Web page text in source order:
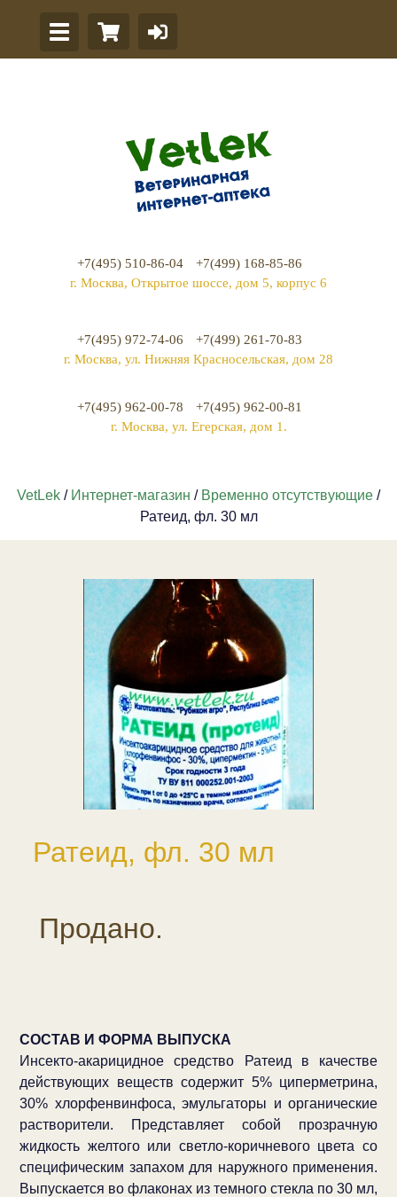
+7(495) 510-86-04
+7(499) 168-85-86
г. Москва, Открытое шоссе, дом 5, корпус 6
+7(495) 972-74-06
+7(499) 261-70-83
г. Москва, ул. Нижняя Красносельская, дом 28
+7(495) 962-00-78
+7(495) 962-00-81
г. Москва, ул. Егерская, дом 1.
VetLek / Интернет-магазин / Временно отсутствующие /
Ратеид, фл. 30 мл
Ратеид, фл. 30 мл
Продано.
СОСТАВ И ФОРМА ВЫПУСКА
Инсекто-акарицидное средство Ратеид в качестве
действующих веществ содержит 5% циперметрина,
30% хлорфенвинфоса, эмульгаторы и органические
растворители. Представляет собой прозрачную
жидкость желтого или светло-коричневого цвета со
специфическим запахом для наружного применения.
Выпускается во флаконах из темного стекла по 30 мл,